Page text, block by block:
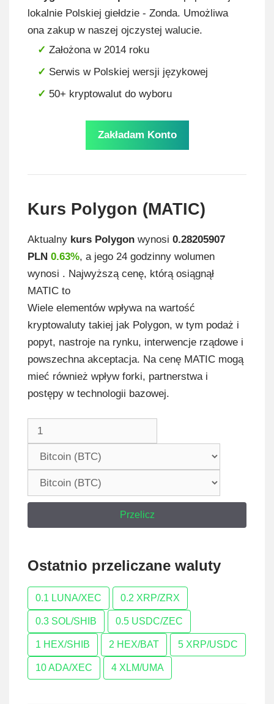
lokalnie Polskiej giełdzie - Zonda. Umożliwa
ona zakup w naszej ojczystej walucie.
Założona w 2014 roku
Serwis w Polskiej wersji językowej
50+ kryptowalut do wyboru
Zakładam Konto
Kurs Polygon (MATIC)
Aktualny kurs Polygon wynosi 0.28205907
PLN 0.63%, a jego 24 godzinny wolumen
wynosi . Najwyższą cenę, którą osiągnął
MATIC to
Wiele elementów wpływa na wartość
kryptowaluty takiej jak Polygon, w tym podaż i
popyt, nastroje na rynku, interwencje rządowe i
powszechna akceptacja. Na cenę MATIC mogą
mieć również wpływ forki, partnerstwa i
postępy w technologii bazowej.
Przelicz
Ostatnio przeliczane waluty
0.1 LUNA/XEC 0.2 XRP/ZRX
0.3 SOL/SHIB 0.5 USDC/ZEC
1 HEX/SHIB 2 HEX/BAT 5 XRP/USDC
10 ADA/XEC 4 XLM/UMA